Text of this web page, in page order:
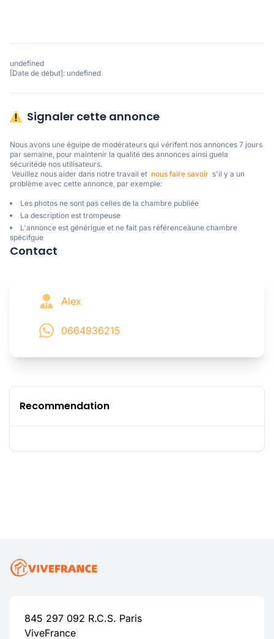
undefined
[Date de début]: undefined
Signaler cette annonce
Nous avons une éguipe de modérateurs qui vérifent nos annonces 7 jours
par semaine, pour maintenir la qualité des annonces ainsi guela
sécuritéde nos utilisateurs.
Veuillez nous aider dans notre travail et nous faire savoir
  s'il y a un
problème avec cette annonce, par exemple:
Les photos ne sont pas celles de la chambre publiée
La description est trompeuse
L'annonce est générigue et ne fait pas référenceàune chambre
spécifgue
Contact
Alex
0664936215
Recommendation
845 297 092 R.C.S. Paris
ViveFrance